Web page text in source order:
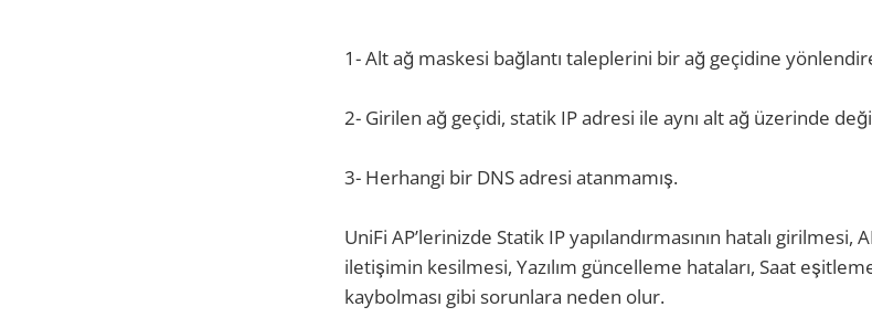
1- Alt ağ maskesi bağlantı taleplerini bir ağ geçidine
2- Girilen ağ geçidi, statik IP adresi ile aynı alt ağ üzerinde
3- Herhangi bir DNS adresi atanmamış.
UniFi AP’lerinizde Statik IP yapılandırmasının hatalı girilmesi,
iletişimin kesilmesi, Yazılım güncelleme hataları, Saat
kaybolması gibi sorunlara neden olur.